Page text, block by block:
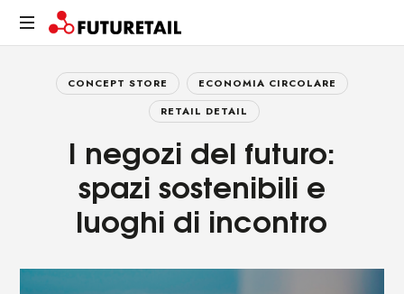
FUTURETAIL
prodotti
sostenibile
CONCEPT STORE
ECONOMIA CIRCOLARE
RETAIL DETAIL
I negozi del futuro:
spazi sostenibili e
luoghi di incontro